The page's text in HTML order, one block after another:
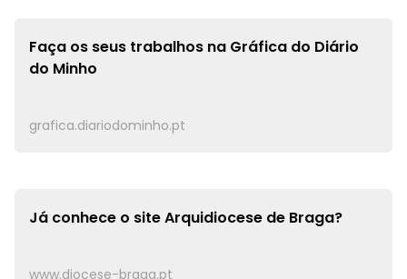
Faça os seus trabalhos na Gráfica do Diário
do Minho
grafica.diariodominho.pt
Já conhece o siteArquidiocese de Braga?
www.diocese-braga.pt